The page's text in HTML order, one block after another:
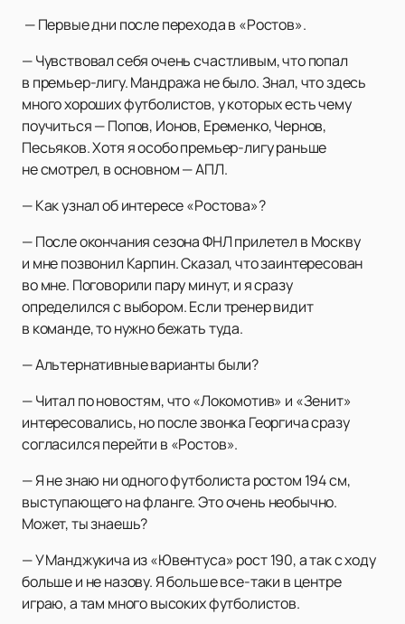
— Первые дни после перехода в «Ростов».
— Чувствовал себя очень счастливым, что попал
в премьер-лигу. Мандража не было. Знал, что здесь
много хороших футболистов, у которых есть чему
поучиться — Попов, Ионов, Еременко, Чернов,
Песьяков. Хотя я особо премьер-лигу раньше
не смотрел, в основном — АПЛ.
— Как узнал об интересе «Ростова»?
— После окончания сезона ФНЛ прилетел в Москву
и мне позвонил Карпин. Сказал, что заинтересован
во мне. Поговорили пару минут, и я сразу
определился с выбором. Если тренер видит
в команде, то нужно бежать туда.
— Альтернативные варианты были?
— Читал по новостям, что «Локомотив» и «Зенит»
интересовались, но после звонка Георгича сразу
согласился перейти в «Ростов».
— Я не знаю ни одного футболиста ростом 194 см,
выступающего на фланге. Это очень необычно.
Может, ты знаешь?
— У Манджукича из «Ювентуса» рост 190, а так с ходу
больше и не назову. Я больше все-таки в центре
играю, а там много высоких футболистов.